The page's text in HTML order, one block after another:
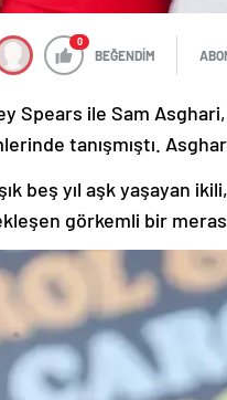
0
BEĞENDİM
Spears ile Sam Asghari,
tanışmıştı.
beş yıl aşk yaşayan
görkemli bir